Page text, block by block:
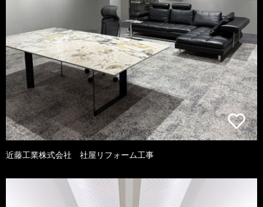
近藤工業株式会社 社屋リフォーム工事